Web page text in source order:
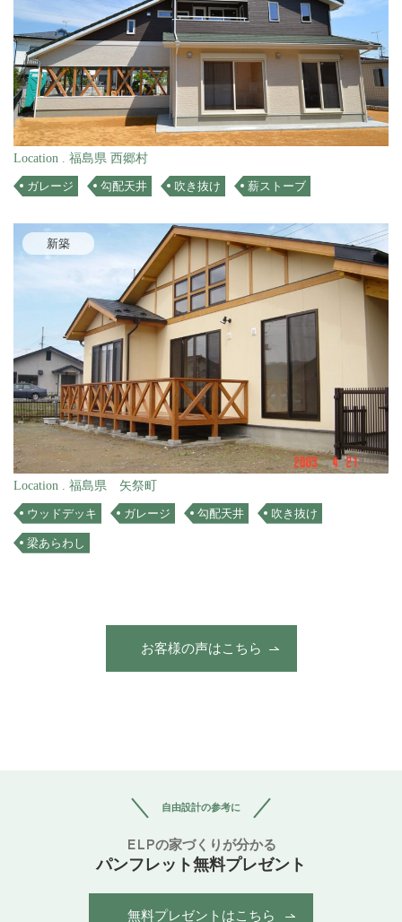
Location . 福島県 西郷村
ガレージ 勾配天井 吹き抜け 薪ストーブ
新築
Location . 福島県 矢祭町
ウッドデッキ ガレージ 勾配天井 吹き抜け
梁あらわし
お客様の声はこちら
自由設計の参考に
ELPの家づくりが分かる
パンフレット無料プレゼント
無料プレゼントはこちら